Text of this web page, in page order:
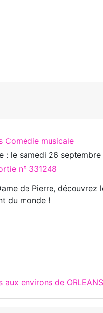
Comédie musicale
: le samedi 26
n° 331248
de Pierre,
du monde !
environs de ORLEANS